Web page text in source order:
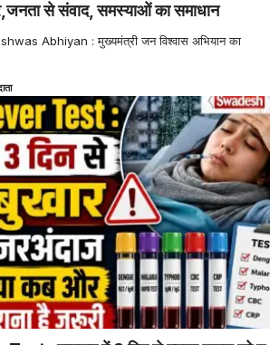
से संवाद, समस्याओं का समाधान
Abhiyan : मुख्यमंत्री जन विश्वास अभियान का